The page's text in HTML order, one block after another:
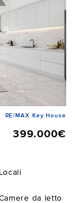
RE/MAX Key House
399.000€
da letto